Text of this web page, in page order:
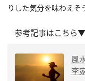
りした気分を味わえそ
参考記事はこちら▼
風
李